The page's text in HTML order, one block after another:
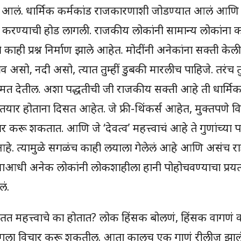
आलं. धार्मिक कर्मकांड राजकारणाशी जोडण्यात आलं
होड लागली. राजकीय लोकांनी सामान्य लोकांना
प्रश्न निर्माण झाले आहेत. मोदींनी अनेकांना सक्ती
नदी असो, त्यात तुम्हीं डुबकी मारलीच पाहिजे. तरंच
देतील. अशा पद्धतीची जी राजकीय सक्ती आहे ती
होताना दिसत आहेत. जे फ्री-थिंकर्स आहेत, मुक्तपणे
करू शकतात. आणि जे ‘देवत्व’ महत्त्वाचं आहे ते
आहे. त्यामुळे सगळंच काही लयाला गेलेलं आहे आणि असंच
अनेक लोकांनी लोकशाहीला हानी पोहोचवण्याचा
महत्त्वाचे का होतात? लोक हिंसक बोलणं, हिंसक वागणं
विचार करू शकतील. आता कालच एक गाणं रीलीज